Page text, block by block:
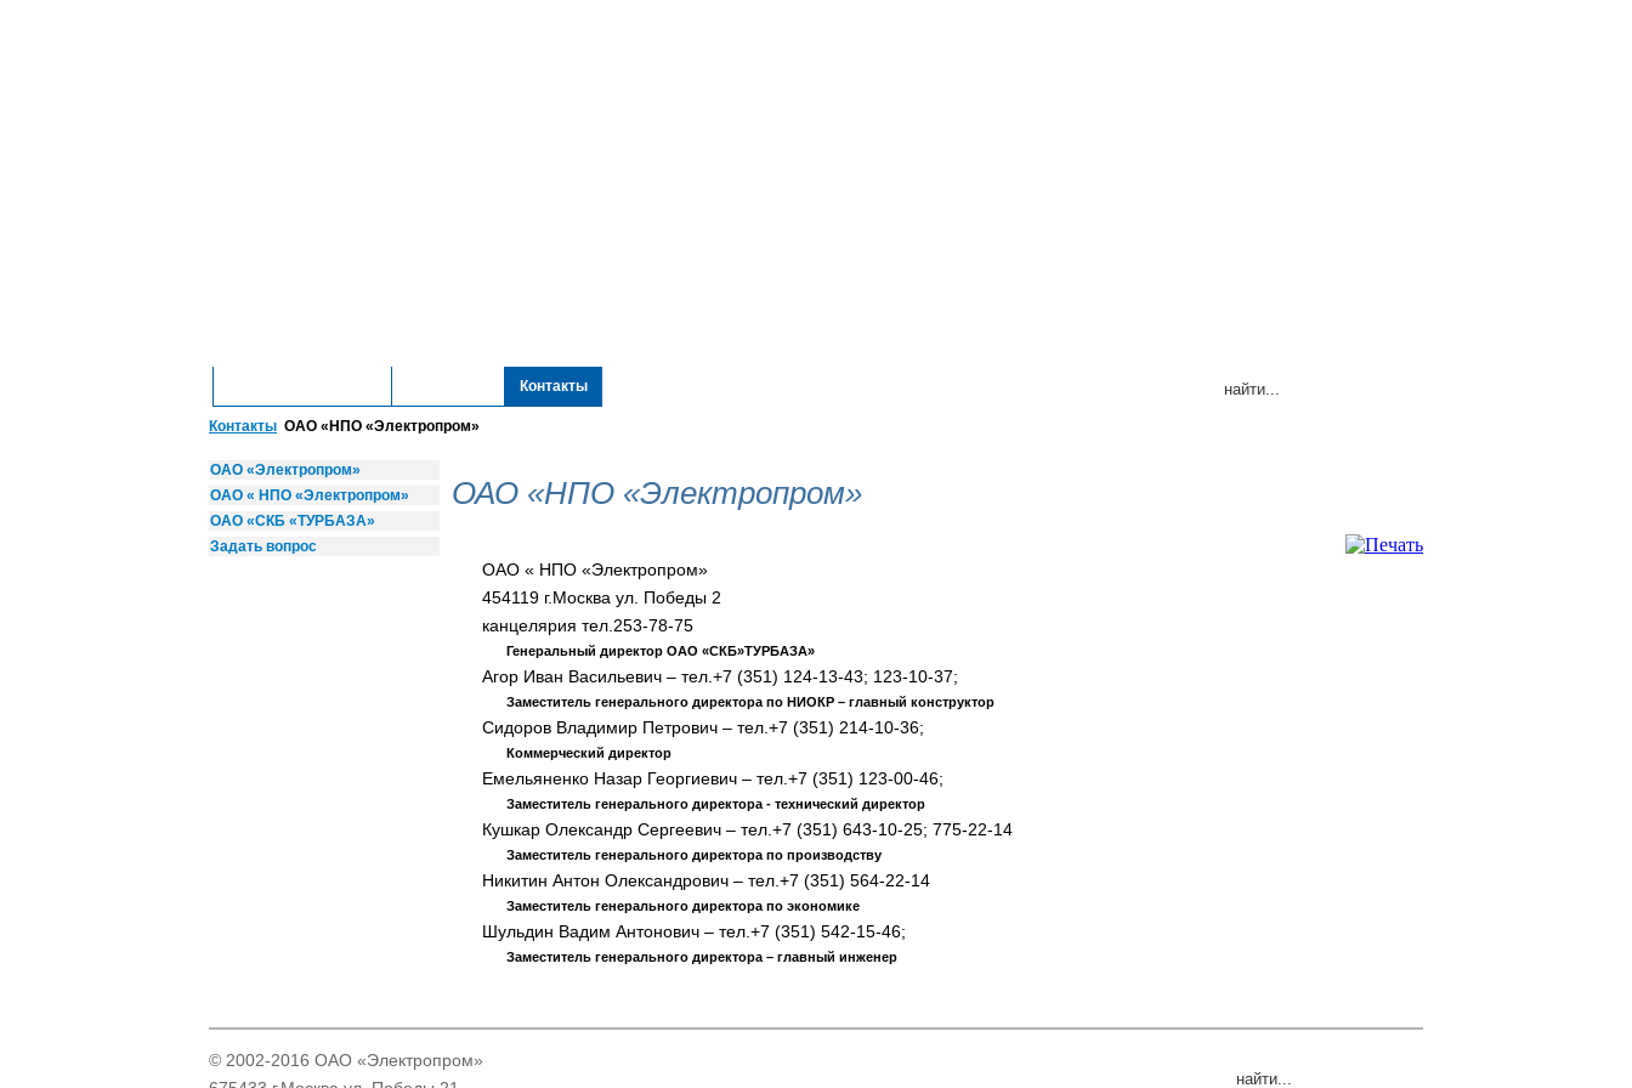
Контакты
Контакты ОАО «НПО «Электропром»
ОАО «Электропром»
ОАО « НПО «Электропром»
ОАО «СКБ «ТУРБАЗА»
Задать вопрос
ОАО «НПО «Электропром»
ОАО « НПО «Электропром»
454119 г.Москва ул. Победы 2
канцелярия тел.253-78-75
Генеральный директор ОАО «СКБ»ТУРБАЗА»
Агор Иван Васильевич – тел.+7 (351) 124-13-43; 123-10-37;
Заместитель генерального директора по НИОКР – главный конструктор
Сидоров Владимир Петрович – тел.+7 (351) 214-10-36;
Коммерческий директор
Емельяненко Назар Георгиевич – тел.+7 (351) 123-00-46;
Заместитель генерального директора - технический директор
Кушкар Олександр Сергеевич – тел.+7 (351) 643-10-25; 775-22-14
Заместитель генерального директора по производству
Никитин Антон Олександрович – тел.+7 (351) 564-22-14
Заместитель генерального директора по экономике
Шульдин Вадим Антонович – тел.+7 (351) 542-15-46;
Заместитель генерального директора – главный инженер
© 2002-2016 ОАО «Электропром»